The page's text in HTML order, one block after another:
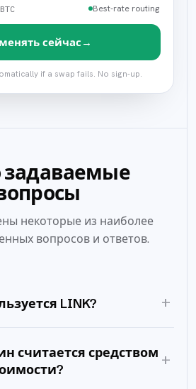
Best-rate routing
сейчас →
if a swap fails. No sign-up.
задаваемые
некоторые из наиболее
вопросов и ответов.
LINK? +
считается средством +